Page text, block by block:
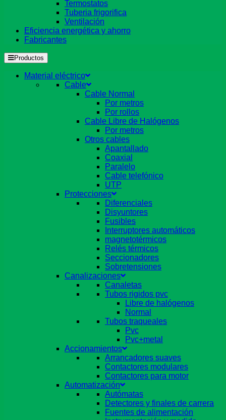
Termostatos
Tuberia frigorifica
Ventilación
Eficiencia energética y ahorro
Fabricantes
Productos
Material eléctrico
Cable
Cable Normal
Por metros
Por rollos
Cable Libre de Halógenos
Por metros
Otros cables
Apantallado
Coaxial
Paralelo
Cable telefónico
UTP
Protecciones
Diferenciales
Disyuntores
Fusibles
Interruptores automáticos
magnetotérmicos
Relés térmicos
Seccionadores
Sobretensiones
Canalizaciones
Canaletas
Tubos rigidos pvc
Libre de halógenos
Normal
Tubos traqueales
Pvc
Pvc+metal
Accionamientos
Arrancadores suaves
Contactores modulares
Contactores para motor
Automatización
Autómatas
Detectores y finales de carrera
Fuentes de alimentación